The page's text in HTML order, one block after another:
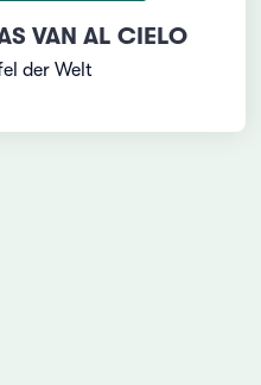
VAN AL CIELO
der Welt